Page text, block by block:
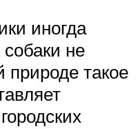
иногда
не
природе такое